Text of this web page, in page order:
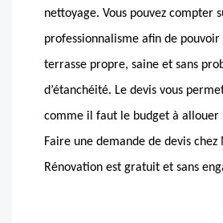
nettoyage. Vous pouvez compter
professionnalisme afin de pouvoir
terrasse propre, saine et sans
d’étanchéité. Le devis vous
comme il faut le budget à
Faire une demande de devis chez
Rénovation est gratuit et sans